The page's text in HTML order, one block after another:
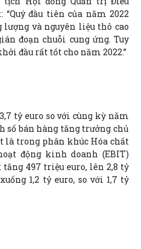
“Quý đầu tiên của năm 2022
và nguyên liệu thô cao
đoạn chuỗi cung ứng. Tuy
đầu rất tốt cho năm 2022.”
tỷ euro so với cùng kỳ năm
số bán hàng tăng trưởng chủ
là trong phân khúc Hóa chất
động kinh doanh (EBIT)
497 triệu euro, lên 2,8 tỷ
1,2 tỷ euro, so với 1,7 tỷ